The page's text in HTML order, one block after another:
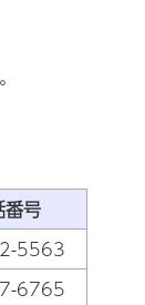
番号
5563
6765